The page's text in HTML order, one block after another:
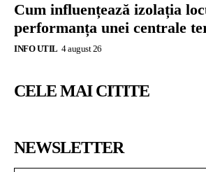
Cum influențează izolația
performanța unei centrale
INFO UTIL 4 august 26
CELE MAI CITITE
NEWSLETTER